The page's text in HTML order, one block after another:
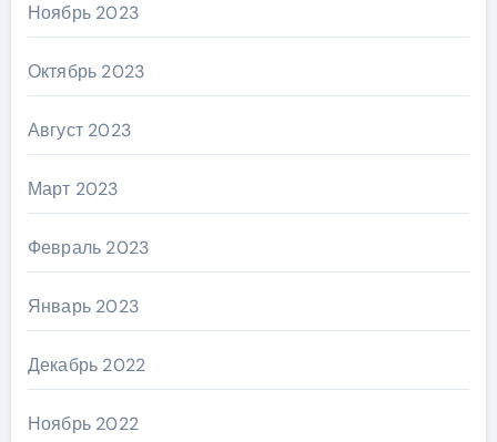
Ноябрь 2023
Октябрь 2023
Август 2023
Март 2023
Февраль 2023
Январь 2023
Декабрь 2022
Ноябрь 2022